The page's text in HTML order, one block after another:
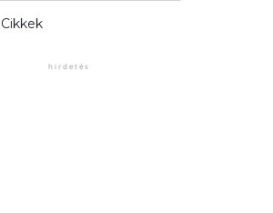
Cikkek